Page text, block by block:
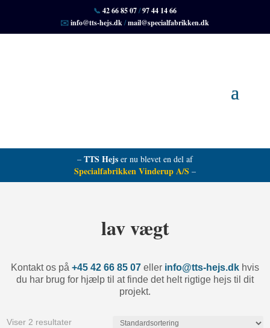
📞 42 66 85 07/97 44 14 66
✉️info@tts-hejs.dk/mail@specialfabrikken.dk
–TTS Hejser nu blevet en del af
Specialfabrikken Vinderup A/S –
lav vægt
Kontakt os på +45 42 66 85 07 eller info@tts-hejs.dk hvis
du har brug for hjælp til at finde det helt rigtige hejs til dit
projekt.
Viser 2 resultater